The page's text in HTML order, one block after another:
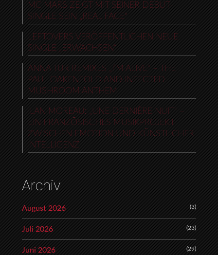
MC MARS ZEIGT MIT SEINER DEBUT-
SINGLE SEIN „REAL FACE“
LEFTOVERS VERÖFFENTLICHEN NEUE
SINGLE „ERWACHSEN“
ANNA TUR REMIXES „I’M ALIVE“ – THE
PAUL OAKENFOLD AND INFECTED
MUSHROOM ANTHEM
ILAN MOREAU: „UNE DERNIÈRE NUIT“ –
EIN FRANZÖSISCHES MUSIKPROJEKT
ZWISCHEN EMOTION UND KÜNSTLICHER
INTELLIGENZ
Archiv
August 2026 (3)
Juli 2026 (23)
Juni 2026 (29)